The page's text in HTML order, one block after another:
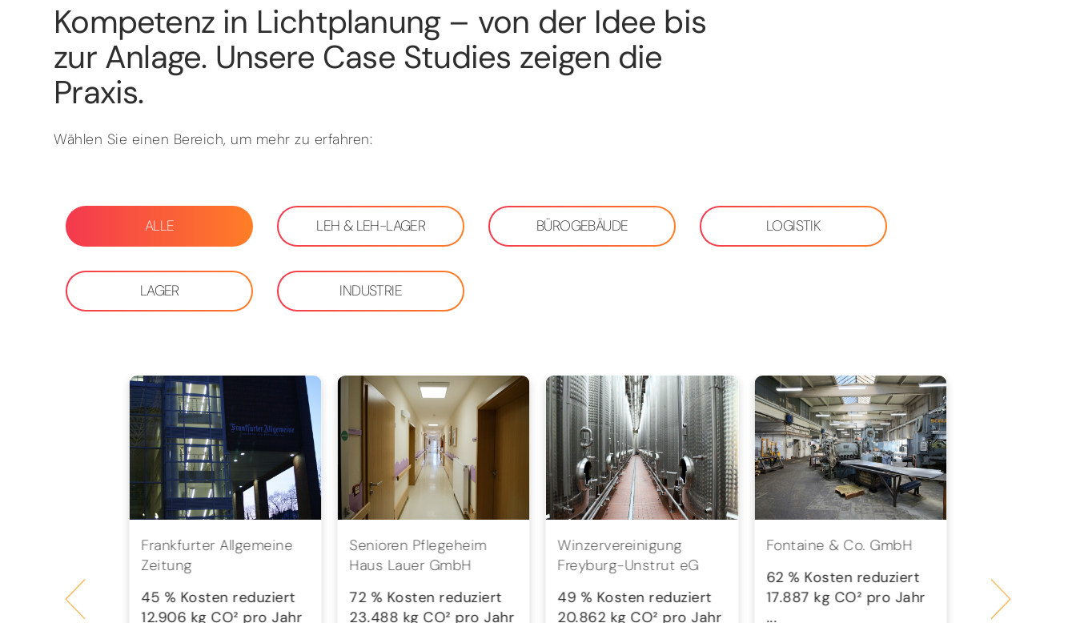
Kompetenz in Lichtplanung – von der Idee bis
zur Anlage. Unsere Case Studies zeigen die
Praxis.
Wählen Sie einen Bereich, um mehr zu erfahren:
ALLE LEH & LEH-LAGER BÜROGEBÄUDE LOGISTIK
LAGER INDUSTRIE
reduziert
pro Jahr
Frankfurter Allgemeine
Zeitung
45 % Kosten reduziert
12.906 kg CO² pro Jahr
Senioren Pflegeheim
Haus Lauer GmbH
72 % Kosten reduziert
23.488 kg CO² pro Jahr
Winzervereinigung
Freyburg-Unstrut eG
49 % Kosten reduziert
20.862 kg CO² pro Jahr
Fontaine & Co. GmbH
62 % Kosten reduziert
17.887 kg CO² pro Jahr
...
PartGmbB
58 % Kosten